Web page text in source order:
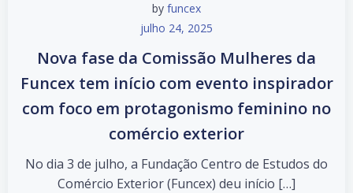
by funcex
julho 24, 2025
Nova fase da Comissão Mulheres da
Funcex tem início com evento inspirador
com foco em protagonismo feminino no
comércio exterior
No dia 3 de julho, a Fundação Centro de Estudos do
Comércio Exterior (Funcex) deu início […]